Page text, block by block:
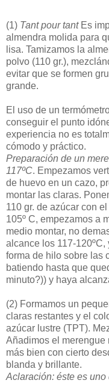
(1) Tant pour tantEs
almendra molida para
lisa. Tamizamos la
polvo (110 gr.),
evitar que se formen
grande.
El uso de un
conseguir el punto
experiencia no es
cómodo y práctico.
Preparación de un
117ºC. Empezamos
de huevo en un cazo,
montar las claras.
110 gr. de azúcar con
105º C, empezamos a
medio montar, no
alcance los 117-
forma de hilo sobre las
batiendo hasta que
minuto?)) y haya
(2) Formamos un
claras restantes y el
azúcar lustre (TPT).
Añadimos el
más bien con cierto
blanda y brillante.
Aclaración: éste es